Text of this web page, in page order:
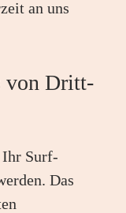
an uns
von Dritt­
Ihr Surf-
Das